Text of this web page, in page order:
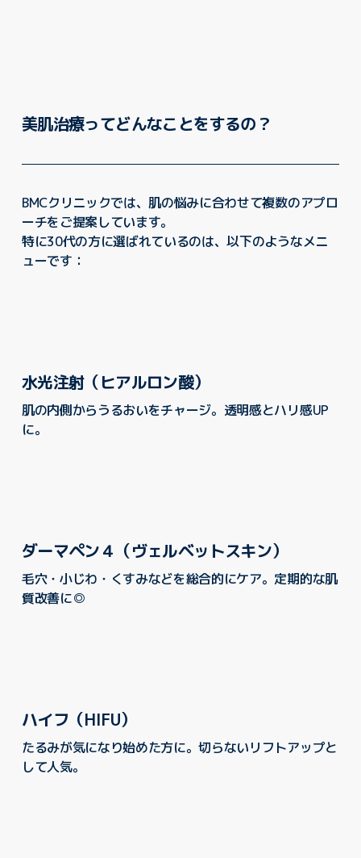
美肌治療ってどんなことをするの？
BMCクリニックでは、肌の悩みに合わせて複数のアプロ
ーチをご提案しています。
特に30代の方に選ばれているのは、以下のようなメニ
ューです：
水光注射（ヒアルロン酸）
肌の内側からうるおいをチャージ。透明感とハリ感UP
に。
ダーマペン４（ヴェルベットスキン）
毛穴・小じわ・くすみなどを総合的にケア。定期的な肌
質改善に◎
ハイフ（HIFU）
たるみが気になり始めた方に。切らないリフトアップと
して人気。